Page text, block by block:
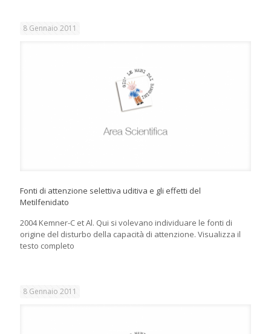
8 Gennaio 2011
Fonti di attenzione selettiva uditiva e gli effetti del
Metilfenidato
2004 Kemner-C et Al. Qui si volevano individuare le fonti di
origine del disturbo della capacità di attenzione. Visualizza il
testo completo
8 Gennaio 2011